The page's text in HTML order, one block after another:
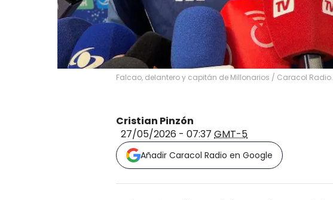
Falcao, delantero y capitán de Millonarios / Caracol Radio.
Cristian Pinzón
27/05/2026 - 07:37 GMT-5
Añadir Caracol Radio en Google